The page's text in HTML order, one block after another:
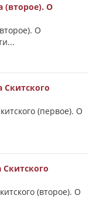
(второе). О
О
Скитского
(первое). О
Скитского
(второе). О